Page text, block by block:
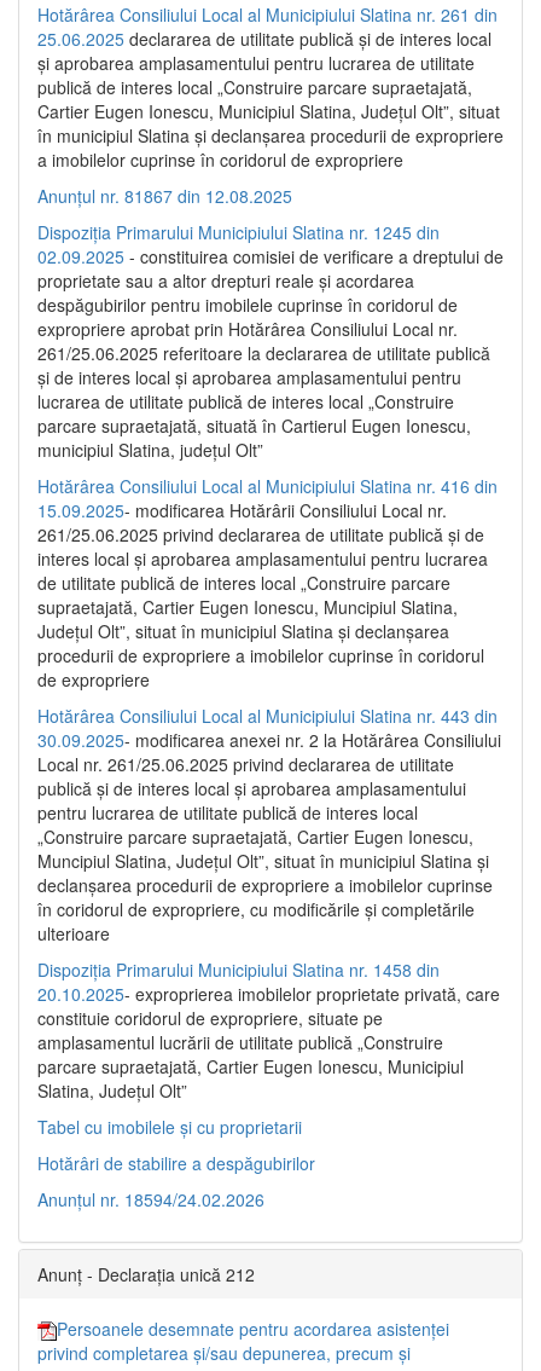
Hotărârea Consiliului Local al Municipiului Slatina nr. 261 din
25.06.2025 declararea de utilitate publică și de interes local
și aprobarea amplasamentului pentru lucrarea de utilitate
publică de interes local „Construire parcare supraetajată,
Cartier Eugen Ionescu, Municipiul Slatina, Județul Olt”, situat
în municipiul Slatina și declanșarea procedurii de expropriere
a imobilelor cuprinse în coridorul de expropriere
Anunțul nr. 81867 din 12.08.2025
Dispoziția Primarului Municipiului Slatina nr. 1245 din
02.09.2025 - constituirea comisiei de verificare a dreptului de
proprietate sau a altor drepturi reale și acordarea
despăgubirilor pentru imobilele cuprinse în coridorul de
expropriere aprobat prin Hotărârea Consiliului Local nr.
261/25.06.2025 referitoare la declararea de utilitate publică
și de interes local și aprobarea amplasamentului pentru
lucrarea de utilitate publică de interes local „Construire
parcare supraetajată, situată în Cartierul Eugen Ionescu,
municipiul Slatina, județul Olt”
Hotărârea Consiliului Local al Municipiului Slatina nr. 416 din
15.09.2025- modificarea Hotărârii Consiliului Local nr.
261/25.06.2025 privind declararea de utilitate publică și de
interes local și aprobarea amplasamentului pentru lucrarea
de utilitate publică de interes local „Construire parcare
supraetajată, Cartier Eugen Ionescu, Muncipiul Slatina,
Județul Olt”, situat în municipiul Slatina și declanșarea
procedurii de expropriere a imobilelor cuprinse în coridorul
de expropriere
Hotărârea Consiliului Local al Municipiului Slatina nr. 443 din
30.09.2025- modificarea anexei nr. 2 la Hotărârea Consiliului
Local nr. 261/25.06.2025 privind declararea de utilitate
publică şi de interes local şi aprobarea amplasamentului
pentru lucrarea de utilitate publică de interes local
„Construire parcare supraetajată, Cartier Eugen Ionescu,
Muncipiul Slatina, Judeţul Olt”, situat în municipiul Slatina şi
declanşarea procedurii de expropriere a imobilelor cuprinse
în coridorul de expropriere, cu modificările şi completările
ulterioare
Dispoziția Primarului Municipiului Slatina nr. 1458 din
20.10.2025- exproprierea imobilelor proprietate privată, care
constituie coridorul de expropriere, situate pe
amplasamentul lucrării de utilitate publică „Construire
parcare supraetajată, Cartier Eugen Ionescu, Municipiul
Slatina, Județul Olt”
Tabel cu imobilele și cu proprietarii
Hotărâri de stabilire a despăgubirilor
Anunțul nr. 18594/24.02.2026
Anunț - Declarația unică 212
Persoanele desemnate pentru acordarea asistenței
privind completarea și/sau depunerea, precum și